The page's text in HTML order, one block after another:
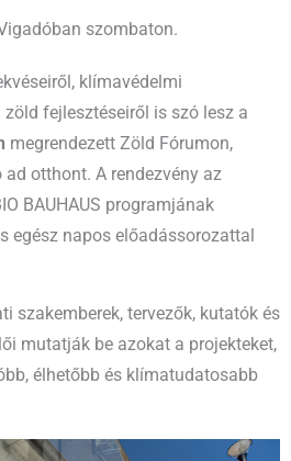
szombaton.
klímavédelmi
fejlesztéseiről is szó lesz a
megrendezett Zöld Fórumon,
ad otthont. A rendezvény az
BAUHAUS programjának
egész napos előadássorozattal
szakemberek, tervezők, kutatók és
mutatják be azokat a projekteket,
élhetőbb és klímatudatosabb